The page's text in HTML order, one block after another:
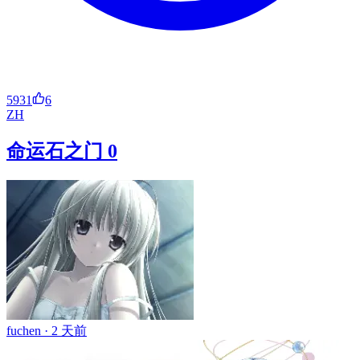
5931
6
ZH
命运石之门 0
fuchen · 2 天前